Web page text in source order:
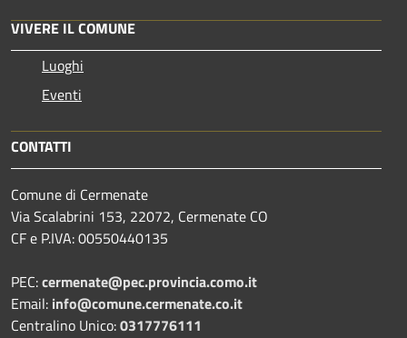
VIVERE IL COMUNE
Luoghi
Eventi
CONTATTI
Comune di Cermenate
Via Scalabrini 153, 22072, Cermenate CO
CF e P.IVA: 00550440135
PEC:cermenate@pec.provincia.como.it
Email: info@comune.cermenate.co.it
Centralino Unico:0317776111